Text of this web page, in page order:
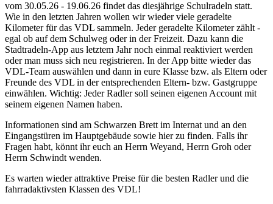
vom 30.05.26 - 19.06.26 findet das diesjährige Schulradeln statt.
Wie in den letzten Jahren wollen wir wieder viele geradelte
Kilometer für das VDL sammeln. Jeder geradelte Kilometer zählt -
egal ob auf dem Schulweg oder in der Freizeit. Dazu kann die
Stadtradeln-App aus letztem Jahr noch einmal reaktiviert werden
oder man muss sich neu registrieren. In der App bitte wieder das
VDL-Team auswählen und dann in eure Klasse bzw. als Eltern oder
Freunde des VDL in der entsprechenden Eltern- bzw. Gastgruppe
einwählen. Wichtig: Jeder Radler soll seinen eigenen Account mit
seinem eigenen Namen haben.
Informationen sind am Schwarzen Brett im Internat und an den
Eingangstüren im Hauptgebäude sowie hier zu finden. Falls ihr
Fragen habt, könnt ihr euch an Herrn Weyand, Herrn Groh oder
Herrn Schwindt wenden.
Es warten wieder attraktive Preise für die besten Radler und die
fahrradaktivsten Klassen des VDL!